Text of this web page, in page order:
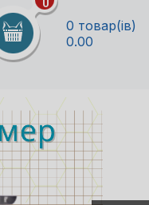
0 товар(ів)
0.00